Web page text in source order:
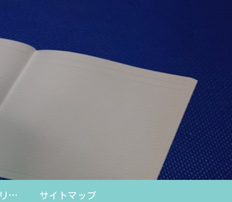
プライバシーポリシー サイトマップ